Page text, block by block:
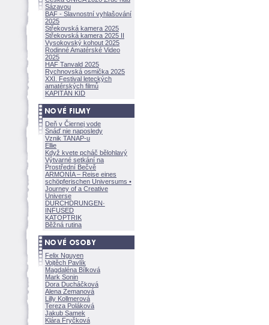
Sázavou
BAF - Slavnostní vyhlašování
2025
Střekovská kamera 2025
Střekovská kamera 2025 II
Vysokovský kohout 2025
Rodinné Amatérské Video
2025
HAF Tanvald 2025
Rychnovská osmička 2025
XXI. Festival leteckých
amatérských filmů
KAPITÁN KID
Deň v Čiernej vode
Snáď nie naposledy
Vznik TANAP-u
Ellie
Když kvete pcháč bělohlavý
Výtvarné setkání na
Prostřední Bečvě
ARMONÍA – Reise eines
schöpferischen Universums •
Journey of a Creative
Universe
DURCHDRUNGEN·
INFUSED
KATOPTRIK
Běžná rutina
Felix Nguyen
Vojtěch Pavlík
Magdaléna Bílkov
Mark Sonin
Dora Ducháčkov
Alena Zemanov
Lilly Kollmerov
Tereza Polákov
Jakub Samek
Klára Fryčkov